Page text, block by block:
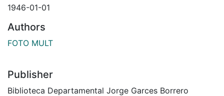
1946-01-01
Authors
FOTO MULT
Publisher
Biblioteca Departamental Jorge Garces Borrero